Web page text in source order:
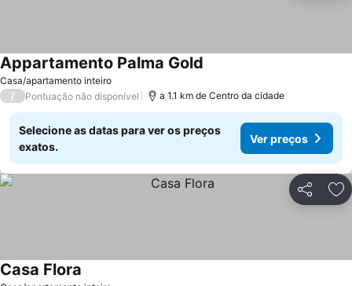
Casa/apartamento inteiro
Appartamento Palma Gold
/ Pontuação não disponível a 1.1 km de Centro da cidade
Selecione as datas para ver os preços
exatos.
Ver preços
Partilhar
Casa Flora